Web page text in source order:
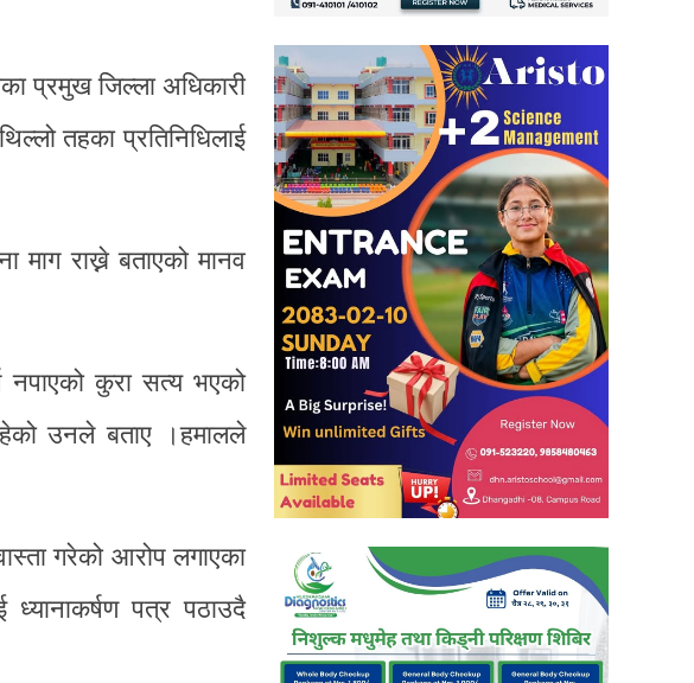
प्रमुख जिल्ला अधिकारी
तहका प्रतिनिधिलाई
माग राख्ने बताएको मानव
नपाएको कुरा सत्य भएको
उनले बताए ।हमालले
गरेको आरोप लगाएका
पत्र पठाउदै